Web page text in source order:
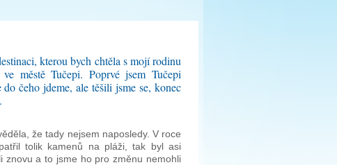
kterou bych chtěla s mojí rodinu
městě Tučepi. Poprvé jsem Tučepi
čeho jdeme, ale těšili jsme se, konec
že tady nejsem naposledy. V roce
tolik kamenů na pláži, tak byl asi
znovu a to jsme ho pro změnu nemohli